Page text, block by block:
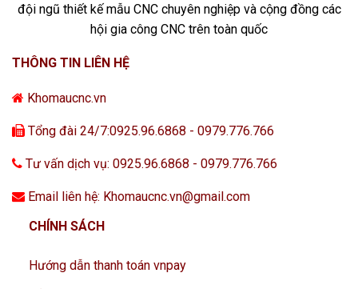
đội ngũ thiết kế mẫu CNC chuyên nghiệp và cộng đồng các
hội gia công CNC trên toàn quốc
THÔNG TIN LIÊN HỆ
Khomaucnc.vn
Tổng đài 24/7:0925.96.6868 - 0979.776.766
Tư vấn dịch vụ: 0925.96.6868 - 0979.776.766
Email liên hệ: Khomaucnc.vn@gmail.com
CHÍNH SÁCH
Hướng dẫn thanh toán vnpay